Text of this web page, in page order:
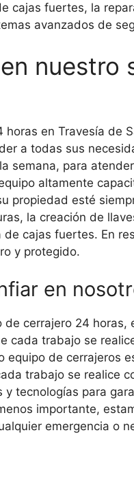
cajas fuertes, la
avanzados de
nuestro
horas en Travesía de
a todas sus
semana, para
altamente
propiedad esté
la creación de
cajas fuertes. En
y protegido.
en
de cerrajero 24
cada trabajo se
equipo de cerrajeros
trabajo se realice
tecnologías para
importante,
emergencia o